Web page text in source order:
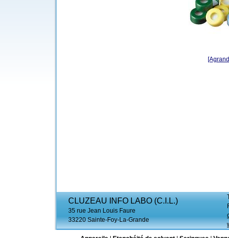
CLUZEAU INFO LABO (C.I.L.)
35 rue Jean Louis Faure
33220 Sainte-Foy-La-Grande